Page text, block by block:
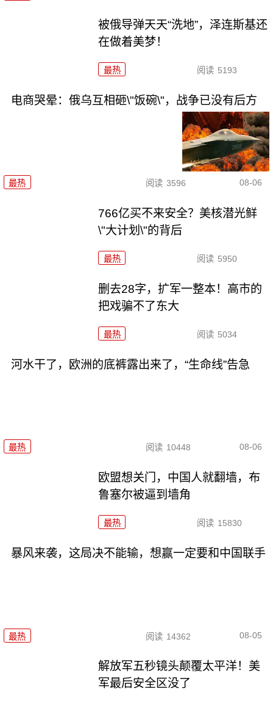
被俄导弹天天“洗地”，泽连斯基还
在做着美梦！
最热 阅读 5193
电商哭晕：俄乌互相砸\"饭碗\"，战争已没有后方
最热 阅读 3596 08-06
766亿买不来安全？美核潜光鲜
\"大计划\"的背后
最热 阅读 5950
删去28字，扩军一整本！高市的
把戏骗不了东大
最热 阅读 5034
河水干了，欧洲的底裤露出来了，“生命线”告急
最热 阅读 10448 08-06
欧盟想关门，中国人就翻墙，布
鲁塞尔被逼到墙角
最热 阅读 15830
暴风来袭，这局决不能输，想赢一定要和中国联手
最热 阅读 14362 08-05
解放军五秒镜头颠覆太平洋！美
军最后安全区没了